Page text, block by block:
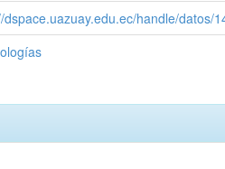
dspace.uazuay.edu.ec/handle/datos/